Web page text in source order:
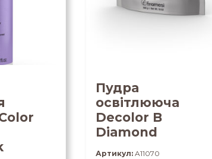
Пудра
освітлююча
Decolor B
Diamond
Артикул:A11070